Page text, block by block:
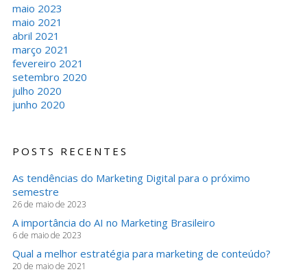
maio 2023
maio 2021
abril 2021
março 2021
fevereiro 2021
setembro 2020
julho 2020
junho 2020
POSTS RECENTES
As tendências do Marketing Digital para o próximo
semestre
26 de maio de 2023
A importância do AI no Marketing Brasileiro
6 de maio de 2023
Qual a melhor estratégia para marketing de conteúdo?
20 de maio de 2021